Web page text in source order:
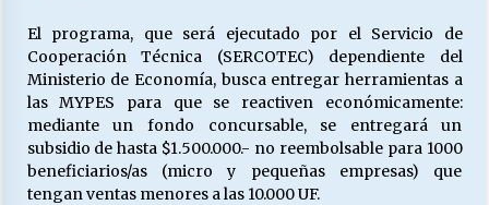
MUNICIPALIDADES, HONORARIOS, DESPIDOS
28/05/2026
Releyendo la Rerum Novarum a 135 años. “La
cuestión social hoy”.
16/05/2026
El programa, que será ejecutado por el Servicio de
Cooperación Técnica (SERCOTEC) dependiente del
Ministerio de Economía, busca entregar herramientas a
las MYPES para que se reactiven económicamente:
mediante un fondo concursable, se entregará un
subsidio de hasta $1.500.000.- no reembolsable para 1000
beneficiarios/as (micro y pequeñas empresas) que
tengan ventas menores a las 10.000 UF.